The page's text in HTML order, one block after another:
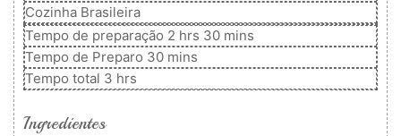
Cozinha Brasileira
Tempo de preparação 2 horas
hrs 30minutos
mins
Tempo de Preparo 30minutos
mins
Tempo total 3 horas
hrs
Ingredientes